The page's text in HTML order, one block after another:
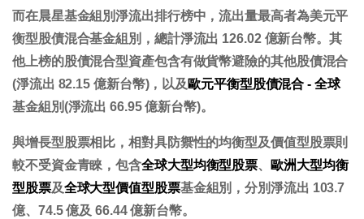
而在晨星基金組別淨流出排行榜中，流出量最高者為美元平
衡型股債混合基金組別，總計淨流出 126.02 億新台幣。其
他上榜的股債混合型資產包含有做貨幣避險的其他股債混合
(淨流出 82.15 億新台幣)，以及 歐元平衡型股債混合 - 全球
基金組別(淨流出 66.95 億新台幣)。
與增長型股票相比，相對具防禦性的均衡型及價值型股票則
較不受資金青睞，包含全球大型均衡型股票、
歐洲大型均衡
型股票及全球大型價值型股票基金組別，分別淨流出 103.7
億、74.5 億及 66.44 億新台幣。